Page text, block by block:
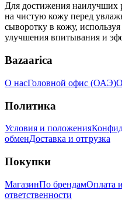
Для достижения наилучших
на чистую кожу перед
сыворотку в кожу,
улучшения впитывания и
Bazaarica
О насГоловной офис (ОАЭ)
Политика
Условия и положения
обменДоставка и отгрузка
Покупки
МагазинПо брендамОплата
ответственности